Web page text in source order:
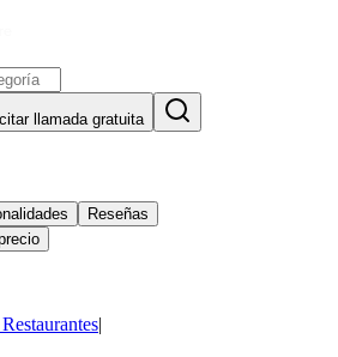
llamada gratuita
Reseñas
|